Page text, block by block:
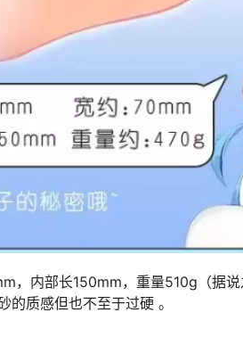
，内部长150mm，重量510g（据
的质感但也不至于过硬 。